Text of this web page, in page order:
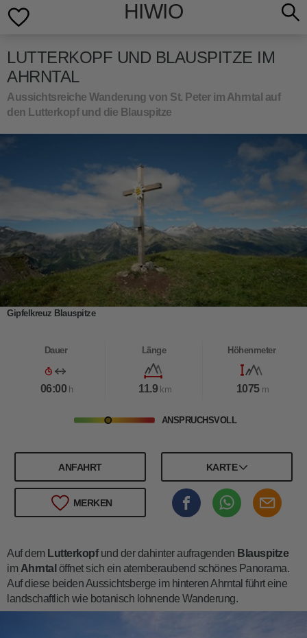
HIWIO
LUTTERKOPF UND BLAUSPITZE IM
AHRNTAL
Aussichtsreiche Wanderung von St. Peter im Ahrntal auf
den Lutterkopf und die Blauspitze
Gipfelkreuz Blauspitze
Dauer
06:00 h
Länge
11.9 km
Höhenmeter
1075 m
ANSPRUCHSVOLL
ANFAHRT KARTE
MERKEN
Auf dem Lutterkopfund der dahinter aufragenden Blauspitze
im Ahrntal öffnet sich ein atemberaubend schönes Panorama.
Auf diese beiden Aussichtsberge im hinteren Ahrntal führt eine
landschaftlich wie botanisch lohnende Wanderung.